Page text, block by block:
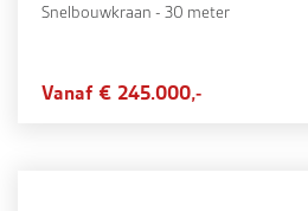
Snelbouwkraan - 30 meter
Vanaf € 245.000,-